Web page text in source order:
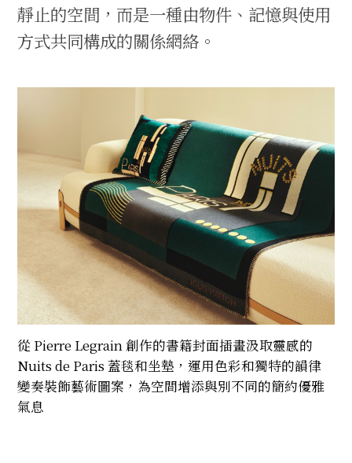
靜止的空間，而是一種由物件、記憶與使用
方式共同構成的關係網絡。
從 Pierre Legrain 創作的書籍封面插畫汲取靈感的
Nuits de Paris 蓋毯和坐墊，運用色彩和獨特的韻律
變奏裝飾藝術圖案，為空間增添與別不同的簡約優雅
氣息